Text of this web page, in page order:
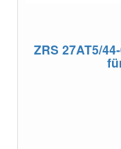
ZRS 27AT5/